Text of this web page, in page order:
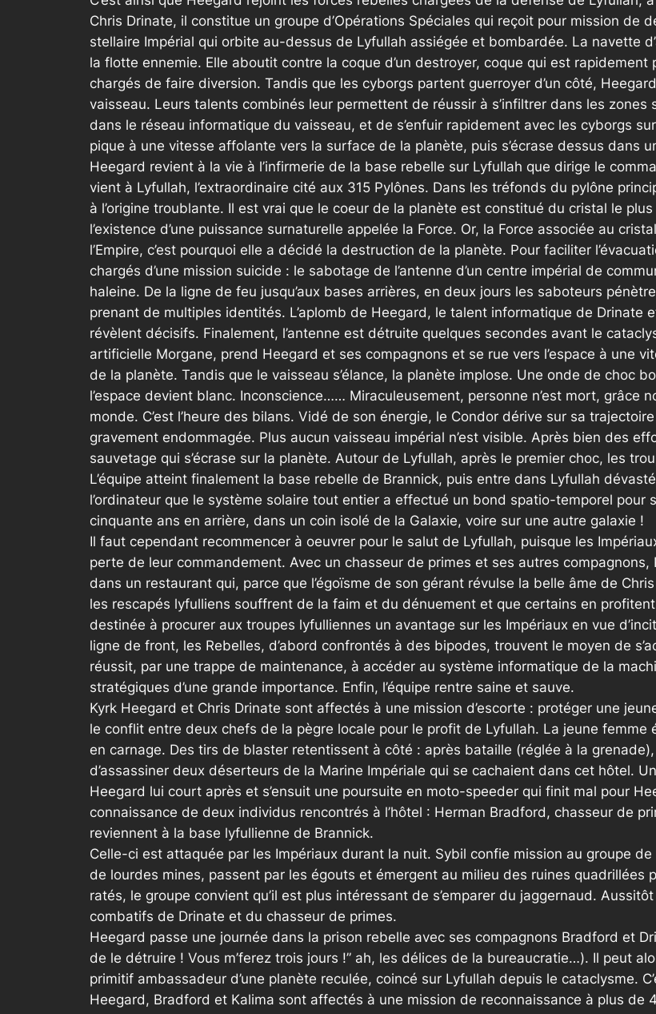
Chris Drinate, il constitue un groupe d’Opérations Spéciales qui reçoit pour mission de
stellaire Impérial qui orbite au-dessus de Lyfullah assiégée et bombardée. La navette
la flotte ennemie. Elle aboutit contre la coque d’un destroyer, coque qui est
chargés de faire diversion. Tandis que les cyborgs partent guerroyer d’un côté,
vaisseau. Leurs talents combinés leur permettent de réussir à s’infiltrer dans les
dans le réseau informatique du vaisseau, et de s’enfuir rapidement avec les cyborgs
pique à une vitesse affolante vers la surface de la planète, puis s’écrase dessus dans
Heegard revient à la vie à l’infirmerie de la base rebelle sur Lyfullah que dirige le
vient à Lyfullah, l’extraordinaire cité aux 315 Pylônes. Dans les tréfonds du pylône
à l’origine troublante. Il est vrai que le coeur de la planète est constitué du cristal le
l’existence d’une puissance surnaturelle appelée la Force. Or, la Force associée au
l’Empire, c’est pourquoi elle a décidé la destruction de la planète. Pour faciliter
chargés d’une mission suicide : le sabotage de l’antenne d’un centre impérial de
haleine. De la ligne de feu jusqu’aux bases arrières, en deux jours les saboteurs
prenant de multiples identités. L’aplomb de Heegard, le talent informatique de Drinate
révèlent décisifs. Finalement, l’antenne est détruite quelques secondes avant le
artificielle Morgane, prend Heegard et ses compagnons et se rue vers l’espace à une
de la planète. Tandis que le vaisseau s’élance, la planète implose. Une onde de choc
l’espace devient blanc. Inconscience…… Miraculeusement, personne n’est mort, grâce
monde. C’est l’heure des bilans. Vidé de son énergie, le Condor dérive sur sa
gravement endommagée. Plus aucun vaisseau impérial n’est visible. Après bien des
sauvetage qui s’écrase sur la planète. Autour de Lyfullah, après le premier choc, les
L’équipe atteint finalement la base rebelle de Brannick, puis entre dans Lyfullah
l’ordinateur que le système solaire tout entier a effectué un bond spatio-temporel pour
cinquante ans en arrière, dans un coin isolé de la Galaxie, voire sur une autre galaxie !
Il faut cependant recommencer à oeuvrer pour le salut de Lyfullah, puisque les
perte de leur commandement. Avec un chasseur de primes et ses autres
dans un restaurant qui, parce que l’égoïsme de son gérant révulse la belle âme de
les rescapés lyfulliens souffrent de la faim et du dénuement et que certains en
destinée à procurer aux troupes lyfulliennes un avantage sur les Impériaux en vue
ligne de front, les Rebelles, d’abord confrontés à des bipodes, trouvent le moyen de
réussit, par une trappe de maintenance, à accéder au système informatique de la
stratégiques d’une grande importance. Enfin, l’équipe rentre saine et sauve.
Kyrk Heegard et Chris Drinate sont affectés à une mission d’escorte : protéger une
le conflit entre deux chefs de la pègre locale pour le profit de Lyfullah. La jeune femme
en carnage. Des tirs de blaster retentissent à côté : après bataille (réglée à la
d’assassiner deux déserteurs de la Marine Impériale qui se cachaient dans cet hôtel.
Heegard lui court après et s’ensuit une poursuite en moto-speeder qui finit mal pour
connaissance de deux individus rencontrés à l’hôtel : Herman Bradford, chasseur de
reviennent à la base lyfullienne de Brannick.
Celle-ci est attaquée par les Impériaux durant la nuit. Sybil confie mission au groupe
de lourdes mines, passent par les égouts et émergent au milieu des ruines quadrillées
ratés, le groupe convient qu’il est plus intéressant de s’emparer du jaggernaud.
combatifs de Drinate et du chasseur de primes.
Heegard passe une journée dans la prison rebelle avec ses compagnons Bradford et
de le détruire ! Vous m’ferez trois jours !” ah, les délices de la bureaucratie…). Il peut
primitif ambassadeur d’une planète reculée, coincé sur Lyfullah depuis le cataclysme.
Heegard, Bradford et Kalima sont affectés à une mission de reconnaissance à plus